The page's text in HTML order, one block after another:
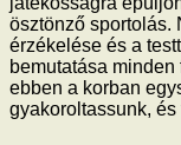
ösztönző sportolás.
érzékelése és a
bemutatása
ebben a korban
gyakoroltassunk,